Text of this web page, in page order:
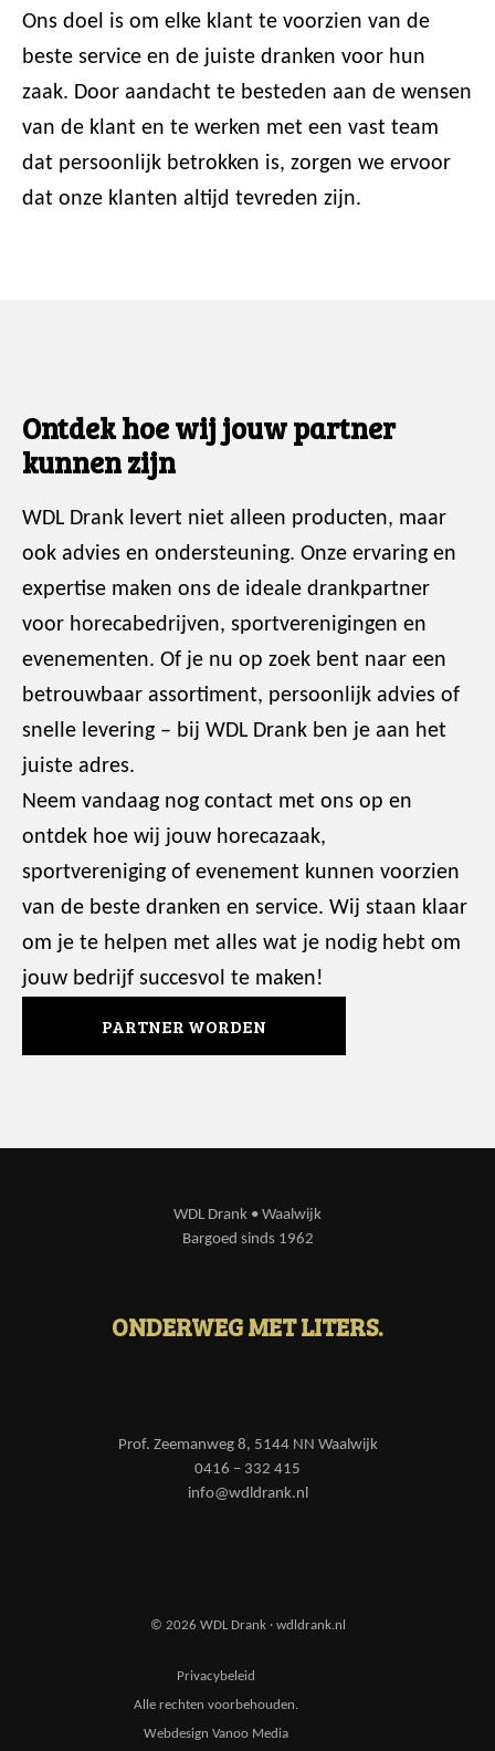
Ons doel is om elke klant te voorzien van de
beste service en de juiste dranken voor hun
zaak. Door aandacht te besteden aan de wensen
van de klant en te werken met een vast team
dat persoonlijk betrokken is, zorgen we ervoor
dat onze klanten altijd tevreden zijn.
Ontdek hoe wij jouw partner
kunnen zijn
WDL Drank levert niet alleen producten, maar
ook advies en ondersteuning. Onze ervaring en
expertise maken ons de ideale drankpartner
voor horecabedrijven, sportverenigingen en
evenementen. Of je nu op zoek bent naar een
betrouwbaar assortiment, persoonlijk advies of
snelle levering – bij WDL Drank ben je aan het
juiste adres.
Neem vandaag nog contact met ons op en
ontdek hoe wij jouw horecazaak,
sportvereniging of evenement kunnen voorzien
van de beste dranken en service. Wij staan klaar
om je te helpen met alles wat je nodig hebt om
jouw bedrijf succesvol te maken!
PARTNER WORDEN
WDL Drank • Waalwijk
Bargoed sinds 1962
ONDERWEG MET LITERS.
Prof. Zeemanweg 8, 5144 NN Waalwijk
0416 – 332 415
info@wdldrank.nl
© 2026 WDL Drank · wdldrank.nl
Privacybeleid
Alle rechten voorbehouden.
Webdesign Vanoo Media